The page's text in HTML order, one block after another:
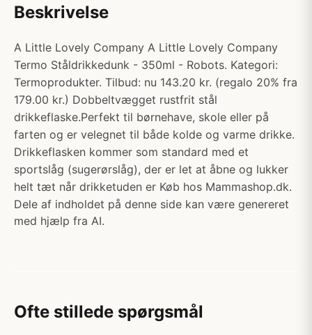
Beskrivelse
A Little Lovely Company A Little Lovely Company
Termo Ståldrikkedunk - 350ml - Robots. Kategori:
Termoprodukter. Tilbud: nu 143.20 kr. (regalo 20% fra
179.00 kr.) Dobbeltvægget rustfrit stål
drikkeflaske.Perfekt til børnehave, skole eller på
farten og er velegnet til både kolde og varme drikke.
Drikkeflasken kommer som standard med et
sportslåg (sugerørslåg), der er let at åbne og lukker
helt tæt når drikketuden er Køb hos Mammashop.dk.
Dele af indholdet på denne side kan være genereret
med hjælp fra AI.
Ofte stillede spørgsmål